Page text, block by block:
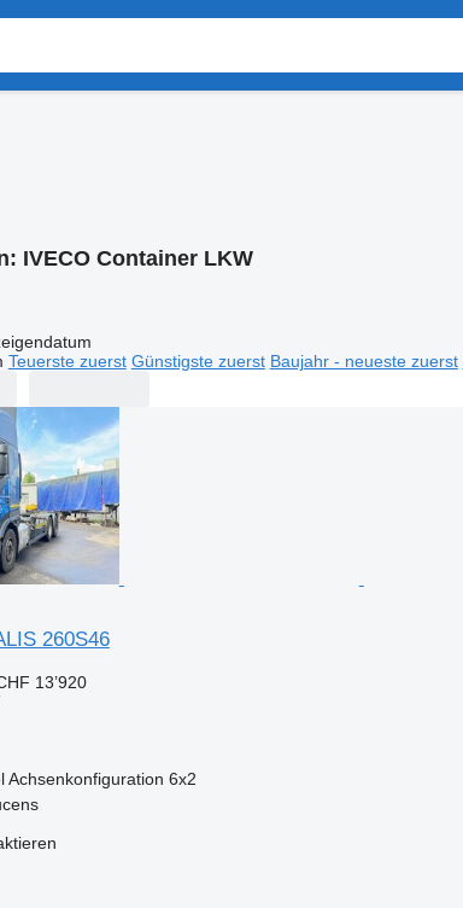
IVECO Container LKW
Teuerste zuerst Günstigste zuerst Baujahr - neueste zuerst
260S46
13’920
Achsenkonfiguration 6x2